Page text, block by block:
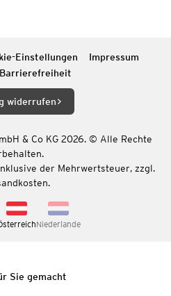
Einstellungen
Impressum
Barrierefreiheit
widerrufen
& Co KG 2026. © Alle Rechte
der Mehrwertsteuer, zzgl.
Niederlande
Sie gemacht